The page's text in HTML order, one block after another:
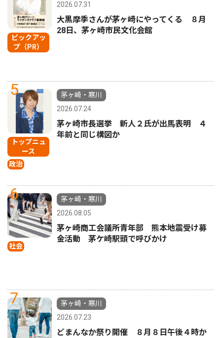
ピックアッ
プ（PR）
2026.07.31
大黒摩季さんが茅ヶ崎にやってくる ８月
28日、茅ヶ崎市民文化会館
5
トップニュ
ース
政治
茅ヶ崎・寒川
2026.07.24
茅ヶ崎市長選挙 新人２氏が出馬表明 ４
年前と同じ構図か
6
社会
茅ヶ崎・寒川
2026.08.05
茅ヶ崎商工会議所青年部 熊本地震受け募
金活動 茅ケ崎駅頭で呼びかけ
7
茅ヶ崎・寒川
2026.07.23
どまんなか祭り開催 ８月８日午後４時か